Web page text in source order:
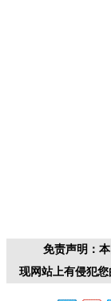
免责声明：
现网站上有侵犯